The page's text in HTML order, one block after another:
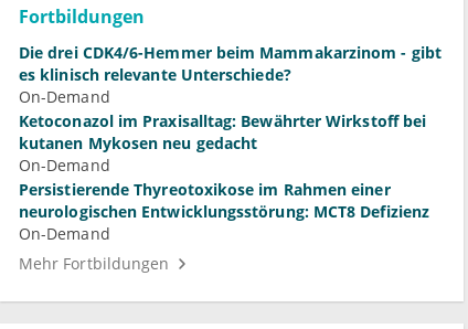
Fortbildungen
Die drei CDK4/6-Hemmer beim Mammakarzinom - gibt
es klinisch relevante Unterschiede?
On-Demand
Ketoconazol im Praxisalltag: Bewährter Wirkstoff bei
kutanen Mykosen neu gedacht
On-Demand
Persistierende Thyreotoxikose im Rahmen einer
neurologischen Entwicklungsstörung: MCT8 Defizienz
On-Demand
Mehr Fortbildungen